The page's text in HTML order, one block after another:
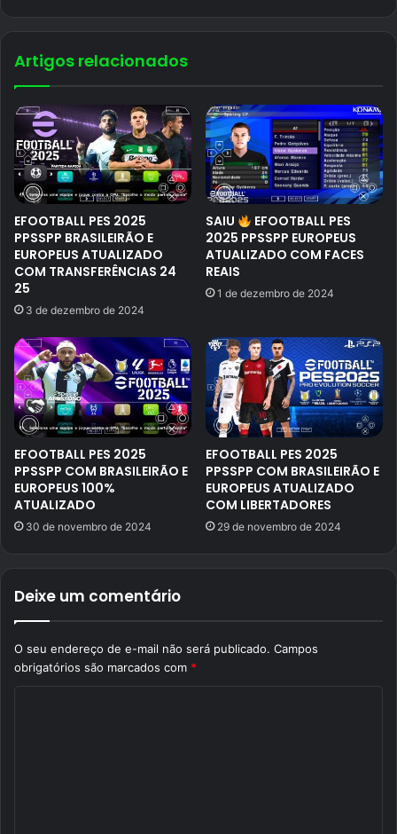
Artigos relacionados
EFOOTBALL PES 2025
PPSSPP BRASILEIRÃO E
EUROPEUS ATUALIZADO
COM TRANSFERÊNCIAS 24
25
3 de dezembro de 2024
SAIU
EFOOTBALL PES
2025 PPSSPP EUROPEUS
ATUALIZADO COM FACES
REAIS
1 de dezembro de 2024
EFOOTBALL PES 2025
PPSSPP COM BRASILEIRÃO E
EUROPEUS 100%
ATUALIZADO
30 de novembro de 2024
EFOOTBALL PES 2025
PPSSPP COM BRASILEIRÃO E
EUROPEUS ATUALIZADO
COM LIBERTADORES
29 de novembro de 2024
Deixe um comentário
O seu endereço de e-mail não será publicado. Campos
obrigatórios são marcados com *